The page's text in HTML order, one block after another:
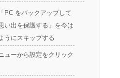
PC をバックアップして
い出を保護する」を今は
うにスキップする
ューから設定をクリック